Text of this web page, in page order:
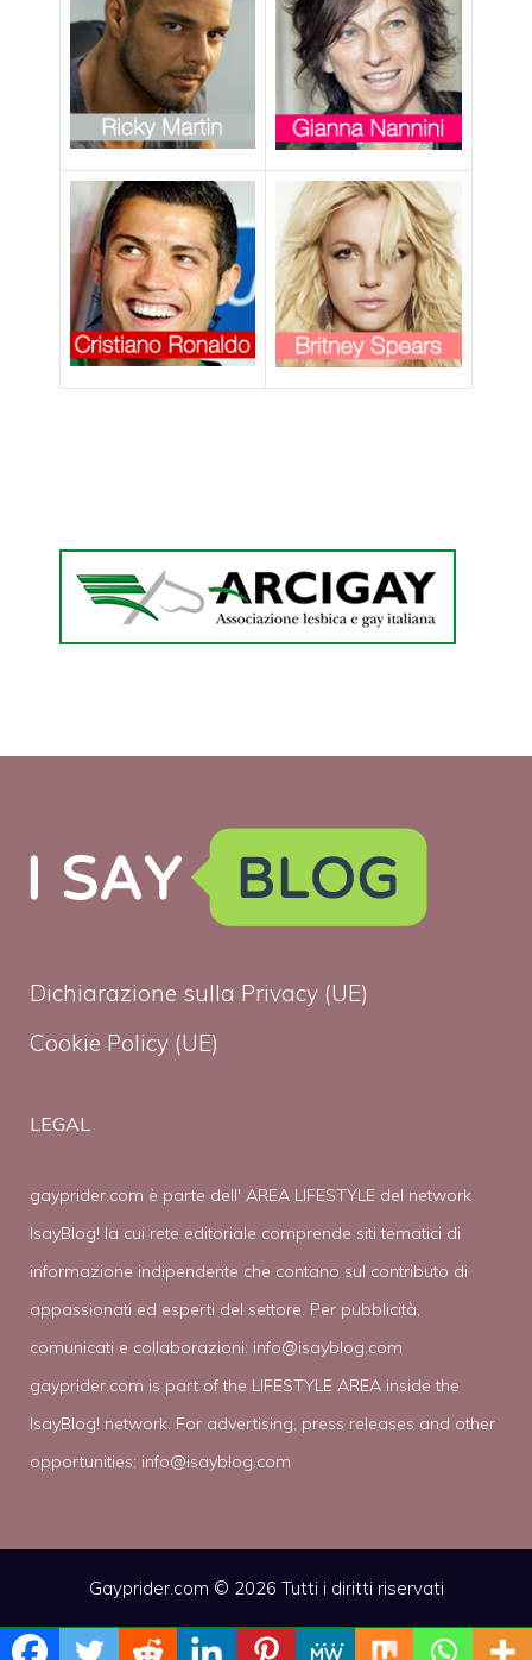
Dichiarazione sulla Privacy (UE)
Cookie Policy (UE)
LEGAL
gayprider.com è parte dell' AREA LIFESTYLE del network
IsayBlog! la cui rete editoriale comprende siti tematici di
informazione indipendente che contano sul contributo di
appassionati ed esperti del settore. Per pubblicità,
comunicati e collaborazioni: info@isayblog.com
gayprider.com is part of the LIFESTYLE AREA inside the
IsayBlog! network. For advertising, press releases and other
opportunities: info@isayblog.com
Gayprider.com © 2026 Tutti i diritti riservati